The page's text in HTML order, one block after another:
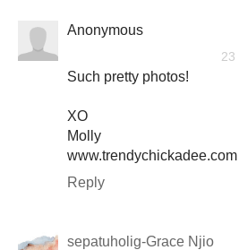
Anonymous
23
Such pretty photos!
XO
Molly
www.trendychickadee.com
Reply
sepatuholig-Grace Njio